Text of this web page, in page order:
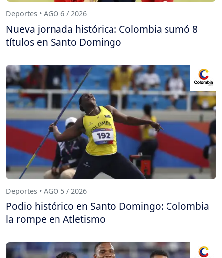
Deportes • AGO 6 / 2026
Nueva jornada histórica: Colombia sumó 8
títulos en Santo Domingo
Deportes • AGO 5 / 2026
Podio histórico en Santo Domingo: Colombia
la rompe en Atletismo